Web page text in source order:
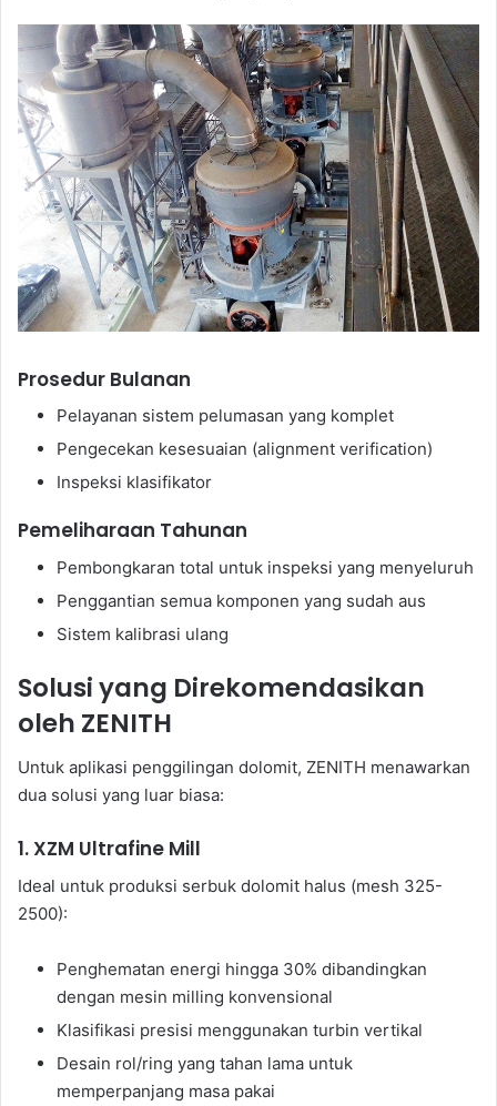
Prosedur Bulanan
Pelayanan sistem pelumasan yang komplet
Pengecekan kesesuaian (alignment verification)
Inspeksi klasifikator
Pemeliharaan Tahunan
Pembongkaran total untuk inspeksi yang menyeluruh
Penggantian semua komponen yang sudah aus
Sistem kalibrasi ulang
Solusi yang Direkomendasikan
oleh ZENITH
Untuk aplikasi penggilingan dolomit, ZENITH menawarkan
dua solusi yang luar biasa:
1. XZM Ultrafine Mill
Ideal untuk produksi serbuk dolomit halus (mesh 325-
2500):
Penghematan energi hingga 30% dibandingkan
dengan mesin milling konvensional
Klasifikasi presisi menggunakan turbin vertikal
Desain rol/ring yang tahan lama untuk
memperpanjang masa pakai